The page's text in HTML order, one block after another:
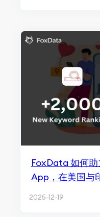
FoxData 如何
App，在美国与
2025-12-19